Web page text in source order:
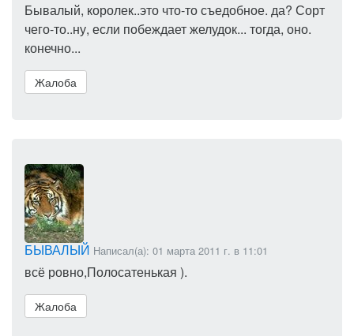
Бывалый, королек..это что-то съедобное. да? Сорт
чего-то..ну, если побеждает желудок... тогда, оно.
конечно...
Жалоба
БЫВАЛЫЙ Написал(а): 01 марта 2011 г. в 11:01
всё ровно,Полосатенькая ).
Жалоба